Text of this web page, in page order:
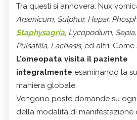
Tra questi si annovera: Nux
Arsenicum, Sulphur, Hepar,
Staphysagria, Lycopodium,
Pulsatilla, Lachesis, ed altri. Come
L'omeopata visita il paziente
integralmente esaminando la
maniera globale.
Vengono poste domande su
della modalità di manifestazione